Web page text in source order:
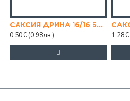
САКСИЯ ДРИНА 16/16 БЯЛА
0.50€ (0.98лв.)
1.28€